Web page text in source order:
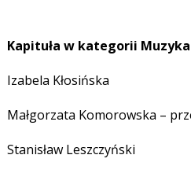
Kapituła w kategorii Muzyka
Izabela Kłosińska
Małgorzata Komorowska –
Stanisław Leszczyński